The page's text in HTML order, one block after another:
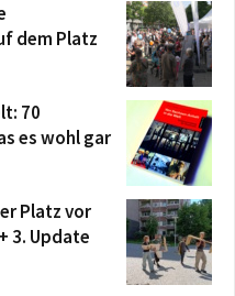
dem Platz
70
es wohl gar
Platz vor
3. Update